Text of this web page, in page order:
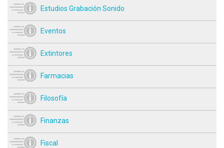
Estudios Grabación Sonido
Eventos
Extintores
Farmacias
Filosofía
Finanzas
Fiscal